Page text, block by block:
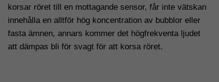
korsar röret till en mottagande sensor, får inte vätskan
innehålla en alltför hög koncentration av bubblor eller
fasta ämnen, annars kommer det högfrekventa ljudet
att dämpas bli för svagt för att korsa röret.